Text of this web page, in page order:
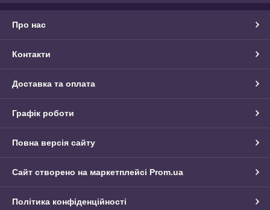
Про нас
Контакти
Доставка та оплата
Графік роботи
Повна версія сайту
Сайт створено на маркетплейсі Prom.ua
Політика конфіденційності